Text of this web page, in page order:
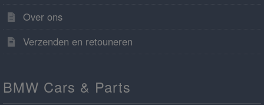
Over ons
Verzenden en retouneren
BMW Cars & Parts